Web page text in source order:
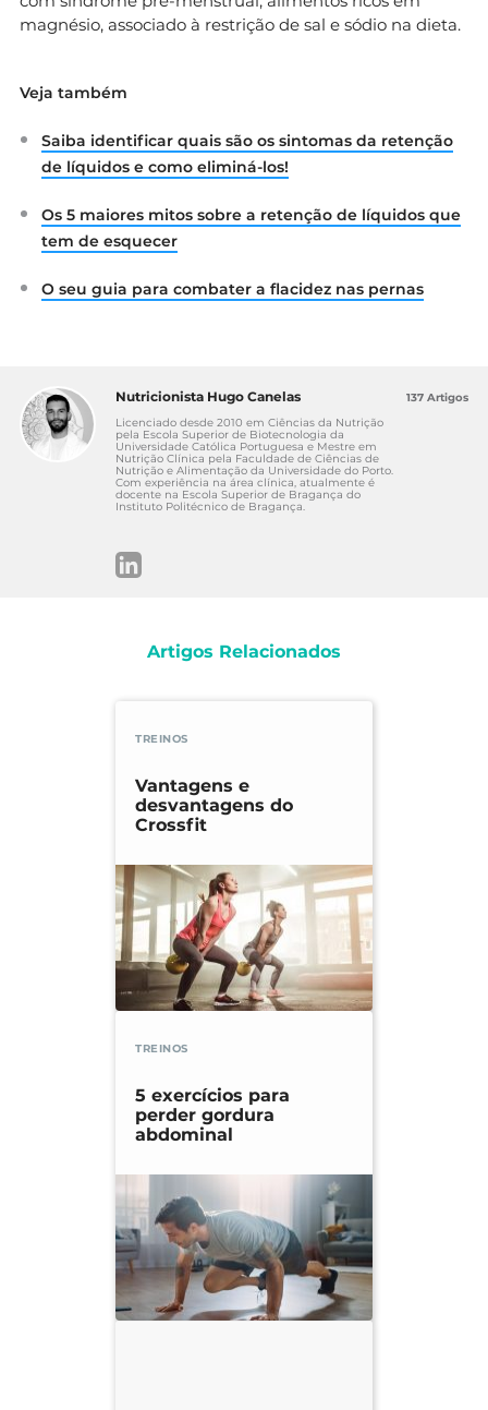
magnésio, associado à restrição de sal e sódio na dieta.
Veja também
Saiba identificar quais são os sintomas da retenção
de líquidos e como eliminá-los!
Os 5 maiores mitos sobre a retenção de líquidos que
tem de esquecer
O seu guia para combater a flacidez nas pernas
Nutricionista Hugo Canelas
Licenciado desde 2010 em Ciências da Nutrição
pela Escola Superior de Biotecnologia da
Universidade Católica Portuguesa e Mestre em
Nutrição Clínica pela Faculdade de Ciências de
Nutrição e Alimentação da Universidade do Porto.
Com experiência na área clínica, atualmente é
docente na Escola Superior de Bragança do
Instituto Politécnico de Bragança.
137 Artigos
Artigos Relacionados
TREINOS
Vantagens e
desvantagens do
Crossfit
TREINOS
5 exercícios para
perder gordura
abdominal